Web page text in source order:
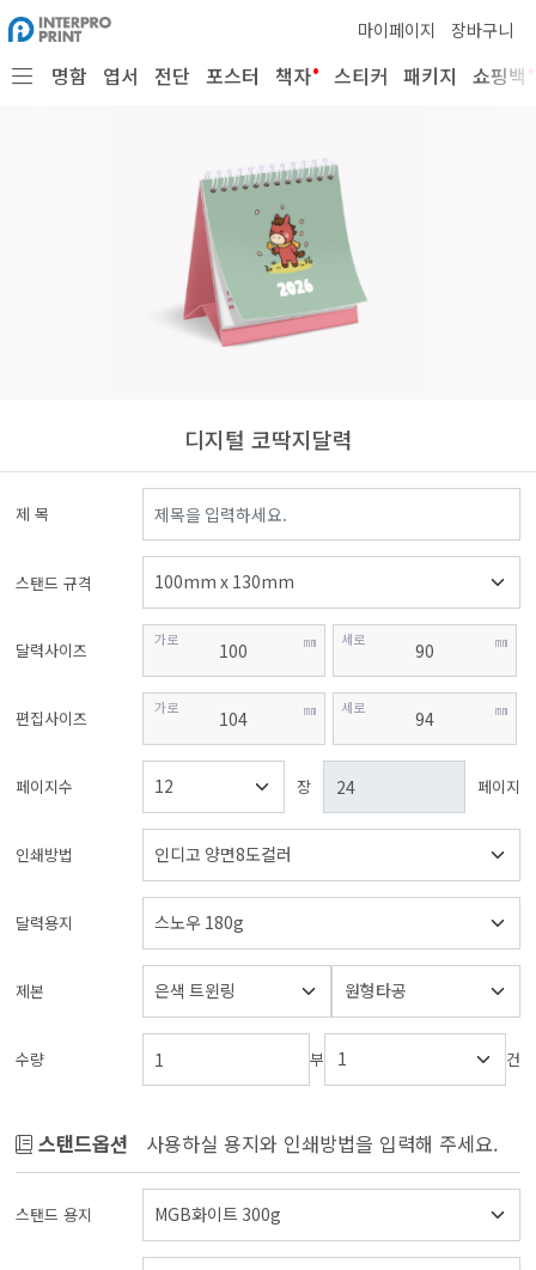
마이페이지 장바구니
명함 엽서 전단 포스터 책자• 스티커 패키지 쇼핑백•
디지털 코딱지달력
제 목
스탠드 규격
달력사이즈
가로 ㎜ 세로 ㎜
편집사이즈
가로 ㎜ 세로 ㎜
페이지수 장 페이지
인쇄방법
달력용지
제본
수량 부 건
스탠드옵션 사용하실 용지와 인쇄방법을 입력해 주세요.
스탠드 용지